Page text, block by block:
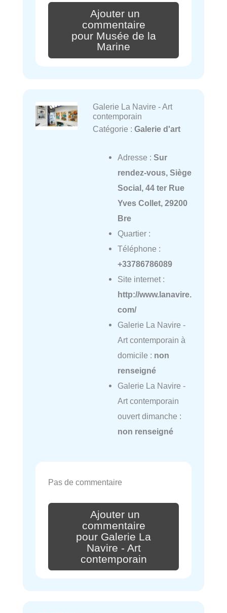
Ajouter un
commentaire
pour Musée de la
Marine
Galerie La Navire - Art
contemporain
Catégorie : Galerie d'art
Adresse : Sur
rendez-vous, Siège
Social, 44 ter Rue
Yves Collet, 29200
Bre
Quartier :
Téléphone :
+33786786089
Site internet :
http://www.lanavire.
com/
Galerie La Navire -
Art contemporain à
domicile : non
renseigné
Galerie La Navire -
Art contemporain
ouvert dimanche :
non renseigné
Pas de commentaire
Ajouter un
commentaire
pour Galerie La
Navire - Art
contemporain